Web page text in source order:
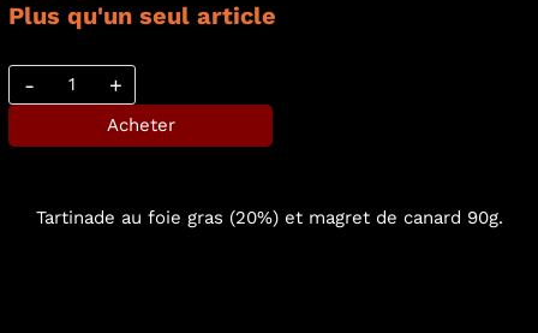
Plus qu'un seul article
- +
Acheter
Tartinade au foie gras (20%) et magret de canard 90g.